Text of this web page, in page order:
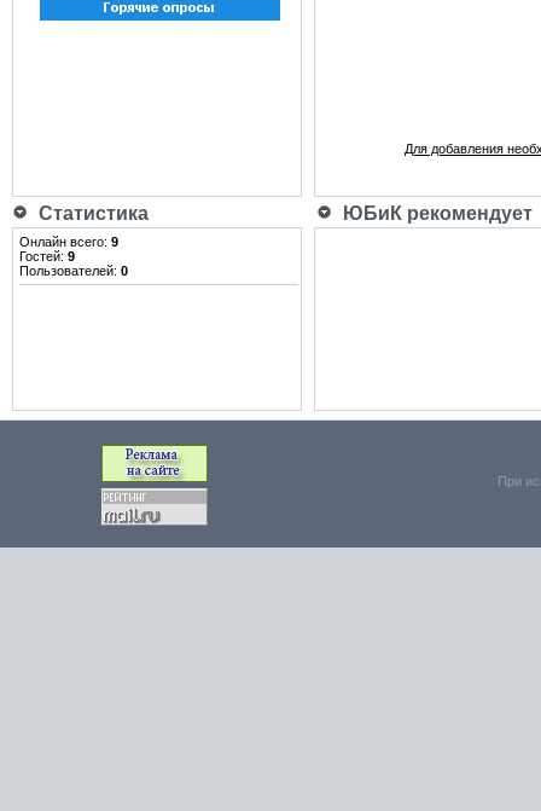
Для добавления
Статистика ЮБиК рекомендует
Онлайн всего: 9
Гостей: 9
Пользователей: 0
При